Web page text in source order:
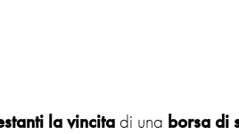
la vincitadi una borsa di